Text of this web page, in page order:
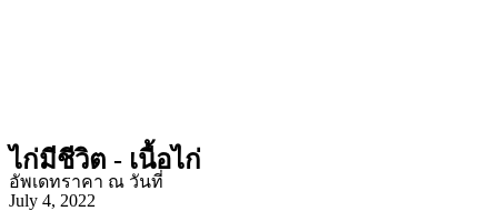
ไก่มีชีวิต - เนื้อไก่
อัพเดทราคา ณ วันที่
July 4, 2022